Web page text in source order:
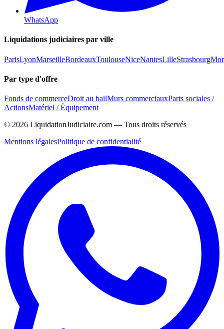
WhatsApp
Liquidations judiciaires par ville
ParisLyonMarseilleBordeauxToulouseNiceNantesLilleStrasbourg
Par type d'offre
Fonds de commerceDroit au bailMurs commerciauxParts sociales /
ActionsMatériel / Équipement
© 2026 LiquidationJudiciaire.com — Tous droits réservés
Mentions légalesPolitique de confidentialité